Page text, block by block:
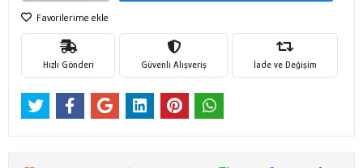
Favorilerime ekle
Hızlı Gönderi Güvenli Alışveriş İade ve Değişim